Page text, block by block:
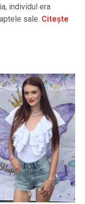
individul era
sale. Citește